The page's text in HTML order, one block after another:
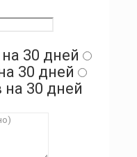
30 дней
30 дней
30 дней